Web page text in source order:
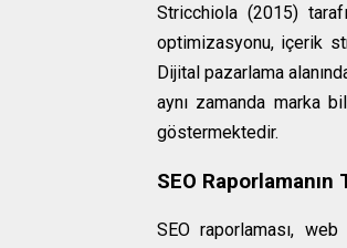
Stricchiola (2015)
optimizasyonu, içerik
Dijital pazarlama
aynı zamanda marka
göstermektedir.
SEO
SEO raporlaması,